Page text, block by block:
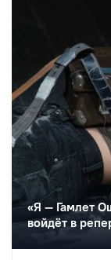
«Я — Гамлет
войдёт в